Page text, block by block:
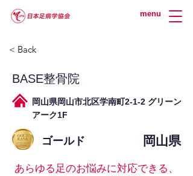
menu
< Back
BASE整骨院
岡山県岡山市北区学南町2-1-2 グリーン
アーク1F
ゴールド 岡山県
あらゆる足のお悩みに対応できる、